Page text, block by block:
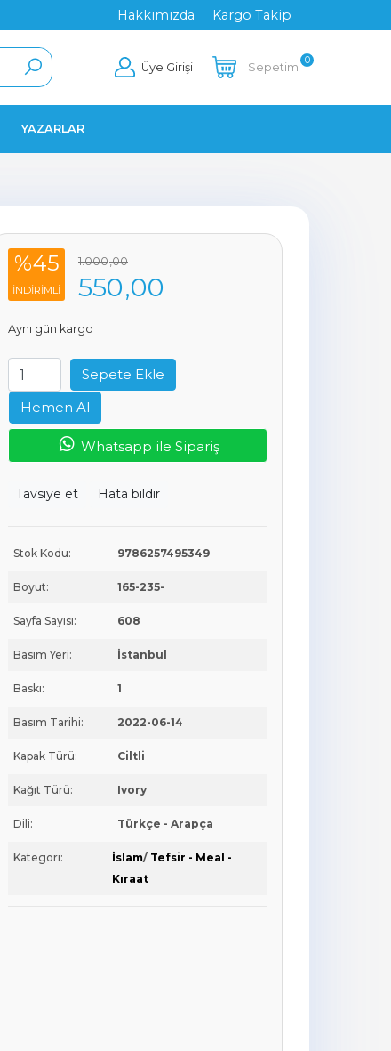
Hakkımızda Kargo Takip
Üye Girişi Sepetim
0
YAZARLAR
%45
INDIRIMLI
1.000,00
550,00
Aynı gün kargo
Sepete Ekle
Hemen Al
Whatsapp ile Sipariş
Tavsiye et Hata bildir
Stok Kodu: 9786257495349
Boyut: 165-235-
Sayfa Sayısı: 608
Basım Yeri: İstanbul
Baskı: 1
Basım Tarihi: 2022-06-14
Kapak Türü: Ciltli
Kağıt Türü: Ivory
Dili: Türkçe - Arapça
Kategori: İslam/ Tefsir - Meal -
Kıraat